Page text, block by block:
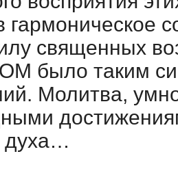
гармоническое
священных
было таким
Молитва,
духа…